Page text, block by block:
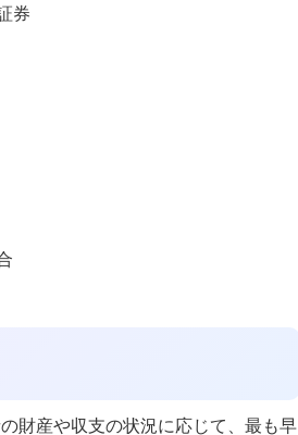
券
財産や収支の状況に応じて、最も早